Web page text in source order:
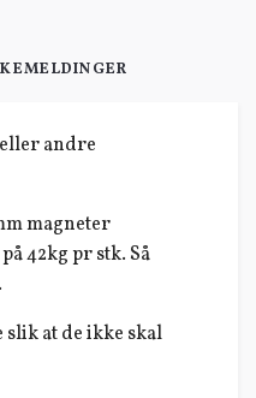
andre
magneter
42kg pr stk. Så
at de ikke skal